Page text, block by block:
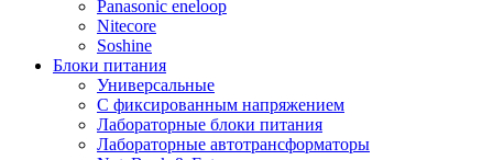
Panasonic eneloop
Nitecore
Soshine
Блоки питания
Универсальные
C фиксированным напряжением
Лабораторные блоки питания
Лабораторные автотрансформаторы